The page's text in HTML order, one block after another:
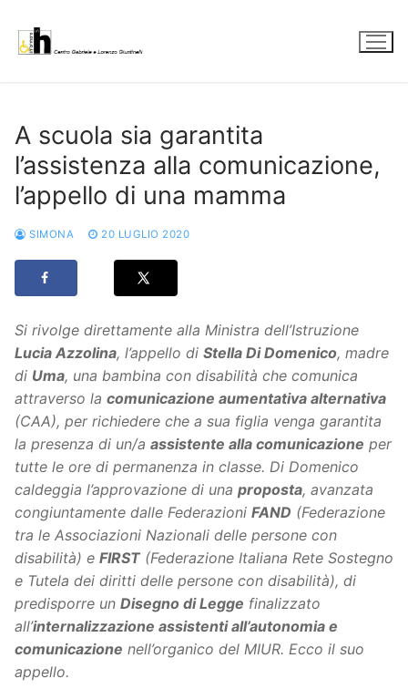
contenuto
A scuola sia garantita
l’assistenza alla comunicazione,
l’appello di una mamma
SIMONA 20 LUGLIO 2020
Si rivolge direttamente alla Ministra dell’Istruzione
Lucia Azzolina, l’appello di Stella Di Domenico, madre
di Uma, una bambina con disabilità che comunica
attraverso la comunicazione aumentativa alternativa
(CAA), per richiedere che a sua figlia venga garantita
la presenza di un/a assistente alla comunicazione per
tutte le ore di permanenza in classe. Di Domenico
caldeggia l’approvazione di una proposta, avanzata
congiuntamente dalle Federazioni FAND (Federazione
tra le Associazioni Nazionali delle persone con
disabilità) e FIRST(Federazione Italiana Rete Sostegno
e Tutela dei diritti delle persone con disabilità), di
predisporre un Disegno di Legge finalizzato
all’internalizzazione assistenti all’autonomia e
comunicazione nell’organico del MIUR. Ecco il suo
appello.